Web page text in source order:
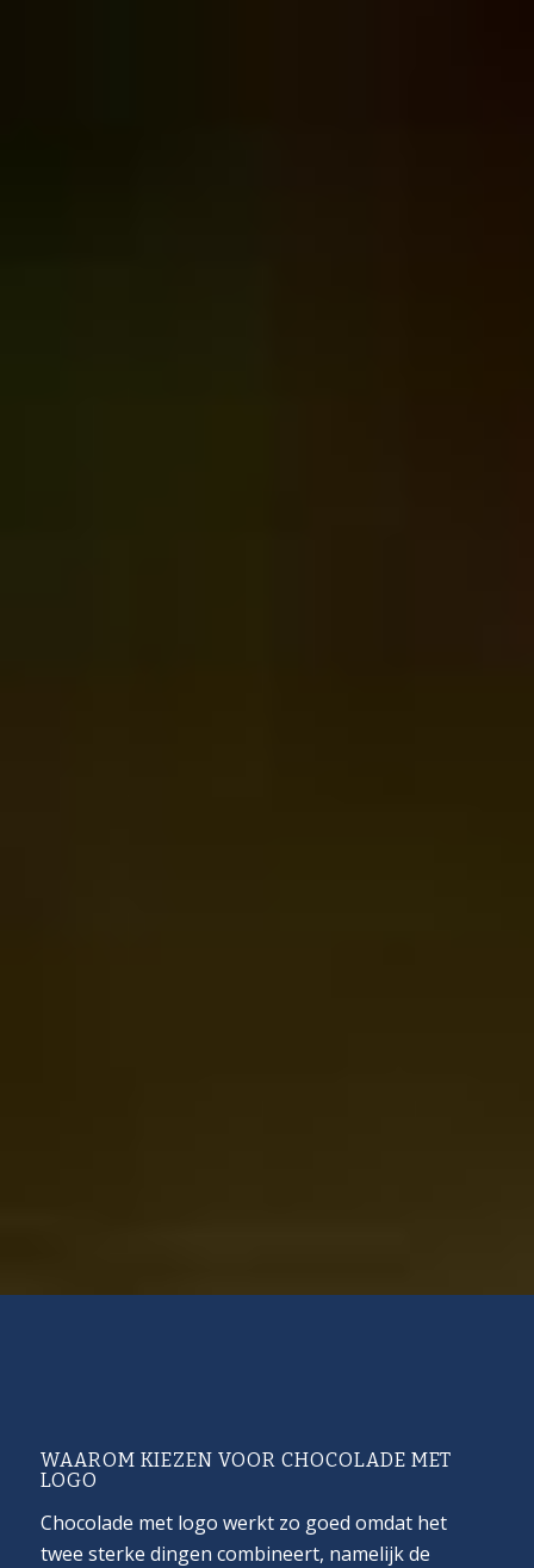
WAAROM KIEZEN VOOR CHOCOLADE MET
LOGO
Chocolade met logo werkt zo goed omdat het
twee sterke dingen combineert, namelijk de